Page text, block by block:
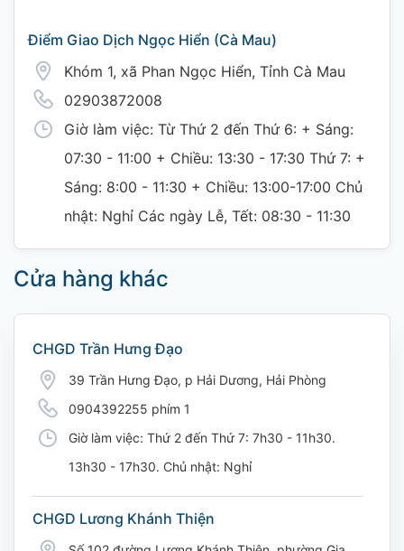
Điểm Giao Dịch Ngọc Hiển (Cà Mau)
Khóm 1, xã Phan Ngọc Hiển, Tỉnh Cà Mau
02903872008
Giờ làm việc: Từ Thứ 2 đến Thứ 6: + Sáng:
07:30 - 11:00 + Chiều: 13:30 - 17:30 Thứ 7: +
Sáng: 8:00 - 11:30 + Chiều: 13:00-17:00 Chủ
nhật: Nghỉ Các ngày Lễ, Tết: 08:30 - 11:30
Cửa hàng khác
CHGD Trần Hưng Đạo
39 Trần Hưng Đạo, p Hải Dương, Hải Phòng
0904392255 phím 1
Giờ làm việc: Thứ 2 đến Thứ 7: 7h30 - 11h30.
13h30 - 17h30. Chủ nhật: Nghỉ
CHGD Lương Khánh Thiện